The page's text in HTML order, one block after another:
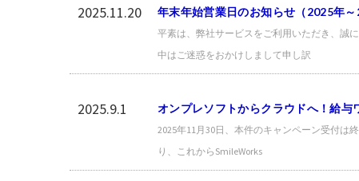
2025.11.20 年末年始営業日のお知らせ（2025年～
平素は、弊社サービスをご利用いただき、誠
中はご迷惑をおかけしまして申し訳
2025.9.1 オンプレソフトからクラウドへ！給与
2025年11月30日、本件のキャンペーン受付は
り、これからSmileWorks